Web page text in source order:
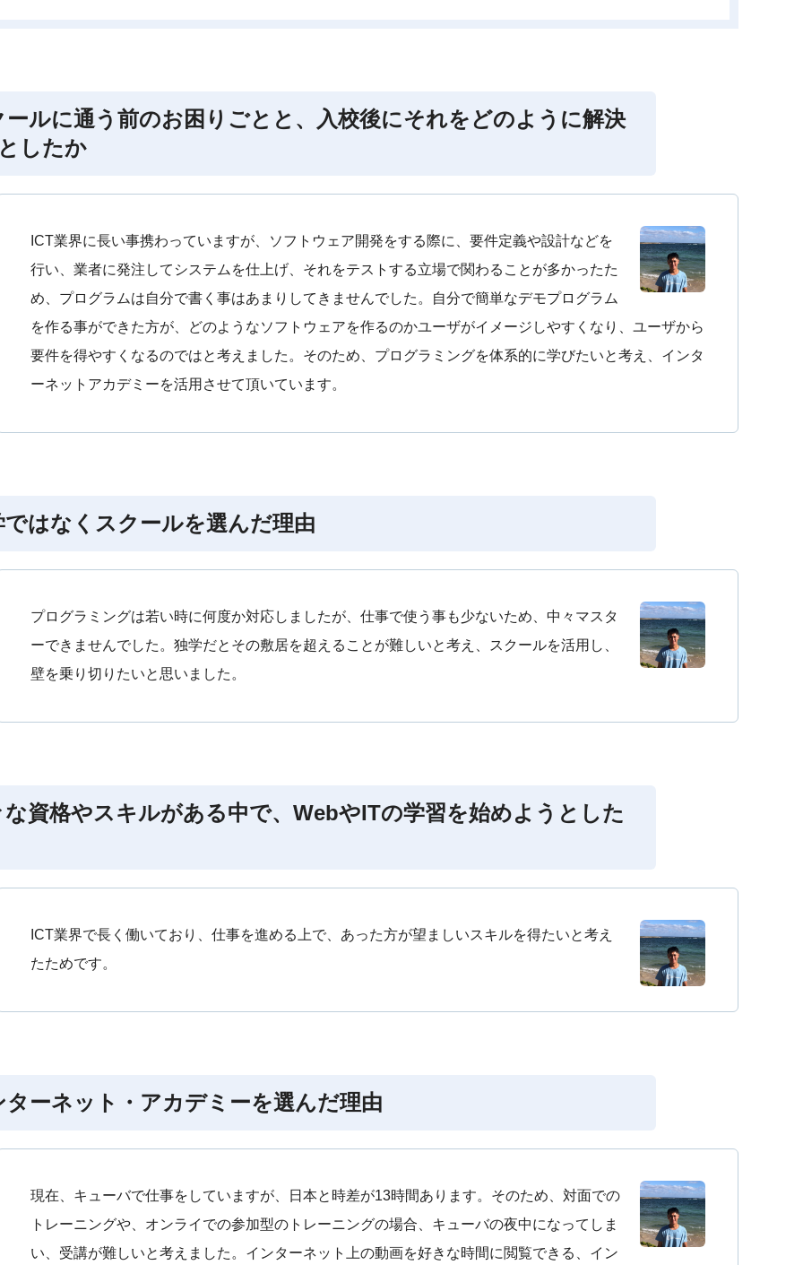
ールに通う前のお困りごとと、入校後にそれをどのように解決
したか
ICT業界に長い事携わっていますが、ソフトウェア開発をする際に、要件定義や設計などを
行い、業者に発注してシステムを仕上げ、それをテストする立場で関わることが多かったた
め、プログラムは自分で書く事はあまりしてきませんでした。自分で簡単なデモプログラム
を作る事ができた方が、どのようなソフトウェアを作るのかユーザがイメージしやすくなり、ユーザから
要件を得やすくなるのではと考えました。そのため、プログラミングを体系的に学びたいと考え、インタ
ーネットアカデミーを活用させて頂いています。
ではなくスクールを選んだ理由
プログラミングは若い時に何度か対応しましたが、仕事で使う事も少ないため、中々マスタ
ーできませんでした。独学だとその敷居を超えることが難しいと考え、スクールを活用し、
壁を乗り切りたいと思いました。
な資格やスキルがある中で、WebやITの学習を始めようとした
ICT業界で長く働いており、仕事を進める上で、あった方が望ましいスキルを得たいと考え
たためです。
ターネット・アカデミーを選んだ理由
現在、キューバで仕事をしていますが、日本と時差が13時間あります。そのため、対面での
トレーニングや、オンライでの参加型のトレーニングの場合、キューバの夜中になってしま
い、受講が難しいと考えました。インターネット上の動画を好きな時間に閲覧できる、イン